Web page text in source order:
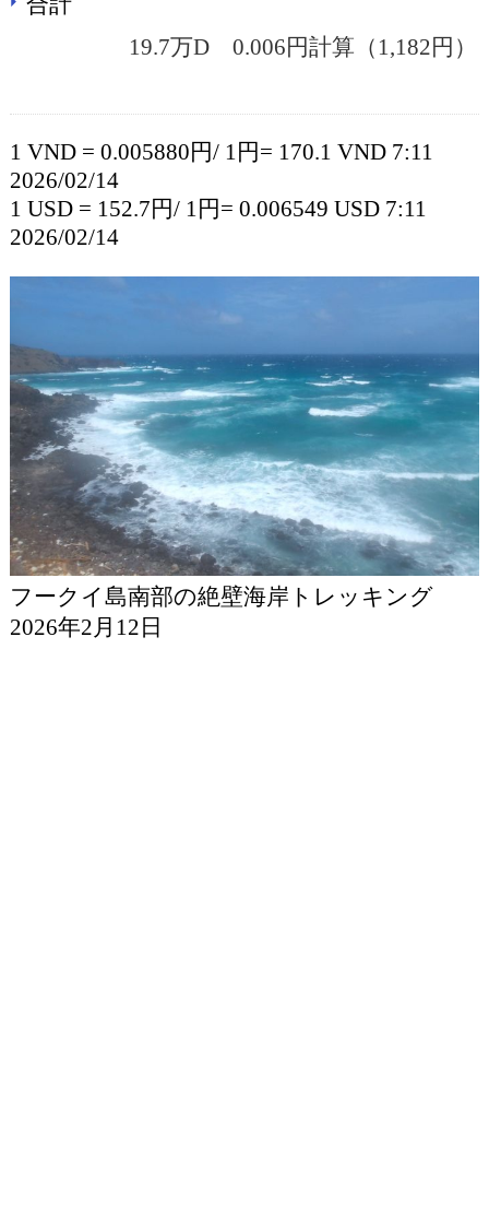
19.7万D 0.006円計算（1,182円）
1 VND = 0.005880円/ 1円= 170.1 VND 7:11
2026/02/14
1 USD = 152.7円/ 1円= 0.006549 USD 7:11
2026/02/14
フークイ島南部の絶壁海岸トレッキング
2026年2月12日